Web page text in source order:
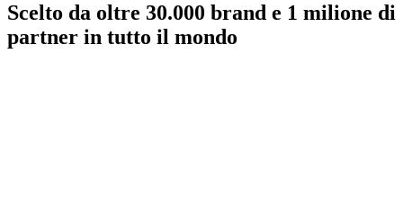
Scelto da oltre 30.000 brand e 1 milione di
partner in tutto il mondo